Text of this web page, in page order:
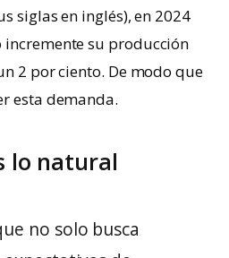
siglas en inglés), en 2024
incremente su producción
2 por ciento. De modo que
esta demanda.
lo natural
no solo busca